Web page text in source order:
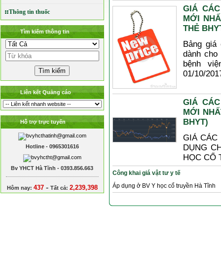
Thông tin thuốc
Tìm kiếm thông tin
Liên kết Quảng cáo
Hỗ trợ trực tuyến
Hotline - 0965301616
Bv YHCT Hà Tĩnh - 0393.856.663
Hôm nay: 437- Tất cả: 2,239,398
GIÁ
MỚI
THẺ
Bảng
dành
bệnh
01/10/
GIÁ
MỚI
BHYT)
GIÁ CÁC
DỤNG
HỌC CỔ
Công khai giá vật tư y tế
Áp dụng ở BV Y học cổ truyền Hà Tĩnh